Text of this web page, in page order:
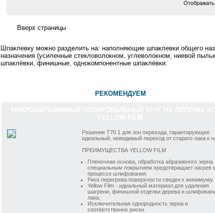
Шпаклевку можно разделить на: наполняющие шпаклевки общего
назначения (усиленные стекловолокном, углеволокном, ниевой
шпаклёвки, финишные, однокомпонентные шпаклёвки.
РЕКОМЕНДУЕМ
Решение T70 1 для зон перехода, гарантирующее
идеальный, невидимый переход от старого лака к
ПРЕИМУЩЕСТВА YELLOW FILM
Пленочная основа, обработка абразивного зерна
специальным покрытием предотвращает нагрев
процессе шлифования.
Риск перегрева поверхности сведен к минимуму.
Yellow Film - идеальный материал для удаления
шагрени, финишной отделки дерева и
лака.
Исключительная однородность зерна и
соответственно риски.